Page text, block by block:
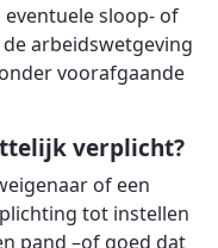
sloop- of
arbeidswetgeving
voorafgaande
verplicht?
of een
tot instellen
pand –of goed dat